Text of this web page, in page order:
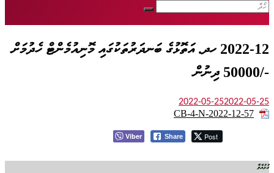
2022-12 ހދ. އަތޮޅުގެ ބަނދަރުތަކުގައި މޮނިއުމެންޓް ހެދުމަށް
-/50000 ދިނުން
2022-05-252022-05-25
CB-4-N-2022-12-57
Viber Share Post
ގުޅުއްވާ